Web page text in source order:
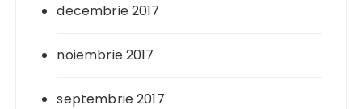
decembrie 2017
noiembrie 2017
septembrie 2017